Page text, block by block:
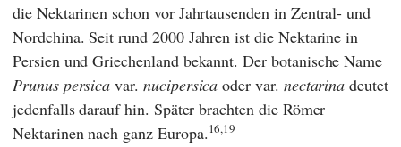
die Nektarinen schon vor Jahrtausenden in Zentral- und
Nordchina. Seit rund 2000 Jahren ist die Nektarine in
Persien und Griechenland bekannt. Der botanische Name
Prunus persicavar. nucipersicaoder var. nectarinadeutet
jedenfalls darauf hin. Später brachten die Römer
Nektarinen nach ganz Europa.16,19